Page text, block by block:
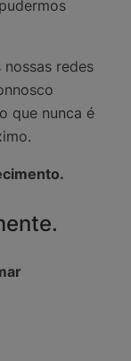
redes
que nunca é